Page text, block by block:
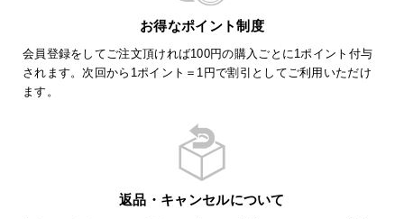
お得なポイント制度
会員登録をしてご注文頂ければ100円の購入ごとに1ポイント付与
されます。次回から1ポイント＝1円で割引としてご利用いただけ
ます。
返品・キャンセルについて